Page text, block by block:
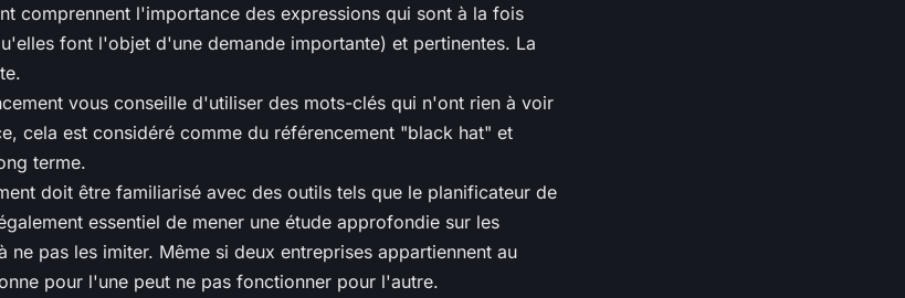
comprennent l'importance des expressions qui sont à la fois
font l'objet d'une demande importante) et pertinentes. La
vous conseille d'utiliser des mots-clés qui n'ont rien à voir
cela est considéré comme du référencement "black hat" et
terme.
doit être familiarisé avec des outils tels que le planificateur de
essentiel de mener une étude approfondie sur les
ne pas les imiter. Même si deux entreprises appartiennent au
pour l'une peut ne pas fonctionner pour l'autre.